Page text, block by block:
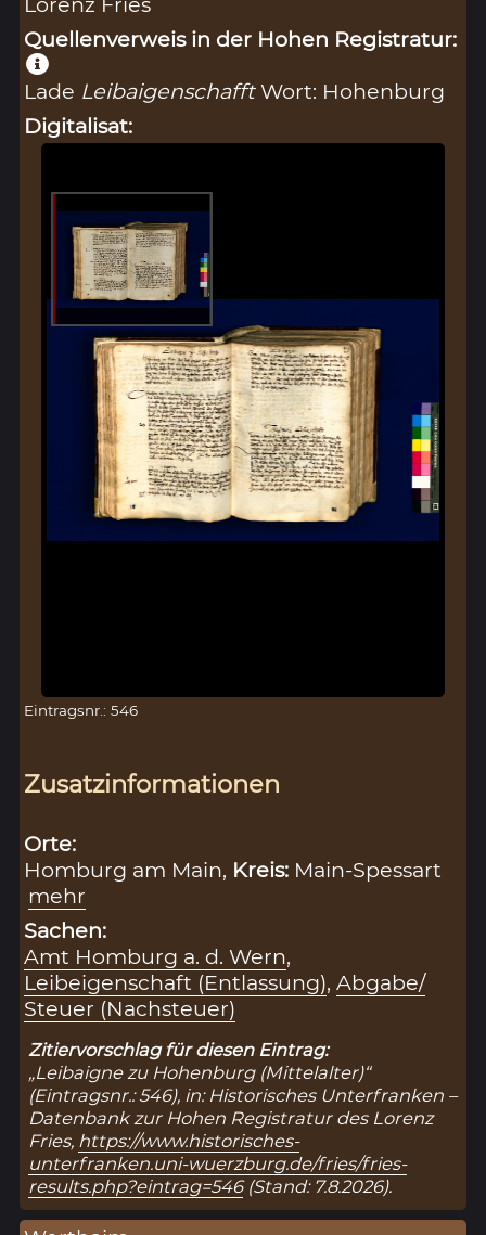
Quellenverweis in der Hohen Registratur:
Lade LeibaigenschafftWort: Hohenburg
Digitalisat:
Eintragsnr.: 546
Zusatzinformationen
Orte:
Homburg am Main, Kreis: Main-Spessart
mehr
Sachen:
Amt Homburg a. d. Wern,
Leibeigenschaft (Entlassung),Abgabe/
Steuer (Nachsteuer)
Zitiervorschlag für diesen Eintrag:
„Leibaigne zu Hohenburg (Mittelalter)“
(Eintragsnr.: 546), in: Historisches Unterfranken –
Datenbank zur Hohen Registratur des Lorenz
Fries, https://www.historisches-
unterfranken.uni-wuerzburg.de/fries/fries-
results.php?eintrag=546(Stand: 7.8.2026).